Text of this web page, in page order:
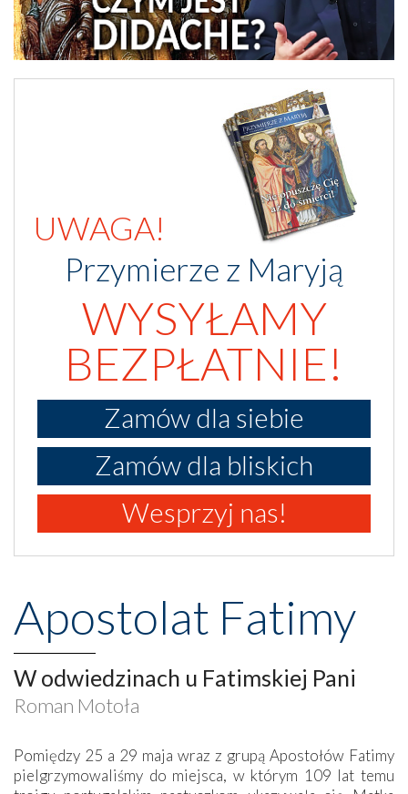
UWAGA!
Przymierze z Maryją
WYSYŁAMY
BEZPŁATNIE!
Zamów dla siebie
Zamów dla bliskich
Wesprzyj nas!
Apostolat Fatimy
W odwiedzinach u Fatimskiej Pani
Roman Motoła
Pomiędzy 25 a 29 maja wraz z grupą Apostołów Fatimy
pielgrzymowaliśmy do miejsca, w którym 109 lat temu